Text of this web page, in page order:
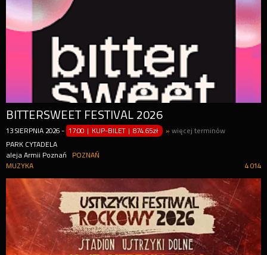
BITTERSWEET FESTIVAL 2026
13 SIERPNIA 2026 - 17:00 | KUP-BILET |874.65zł »więcej terminów
PARK CYTADELA
aleja Armii Poznań
POZNAŃ
4 014
MUZYKA